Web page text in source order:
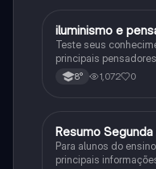
IHistória
iluminismo e
Teste seus
principais
impacto histórico.
8° 1,072 0
RHistória
Resumo Segunda
Para alunos do
principais